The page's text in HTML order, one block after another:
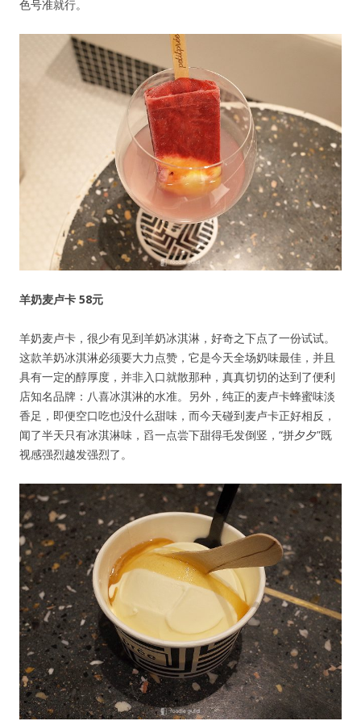
色号准就行。
羊奶麦卢卡 58元
羊奶麦卢卡，很少有见到羊奶冰淇淋，好奇之下点了一份试试。
这款羊奶冰淇淋必须要大力点赞，它是今天全场奶味最佳，并且
具有一定的醇厚度，并非入口就散那种，真真切切的达到了便利
店知名品牌：八喜冰淇淋的水准。另外，纯正的麦卢卡蜂蜜味淡
香足，即便空口吃也没什么甜味，而今天碰到麦卢卡正好相反，
闻了半天只有冰淇淋味，舀一点尝下甜得毛发倒竖，“拼夕夕”既
视感强烈越发强烈了。